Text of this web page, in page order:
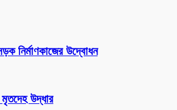
নির্মাণকাজের উদ্বোধন
উদ্ধার